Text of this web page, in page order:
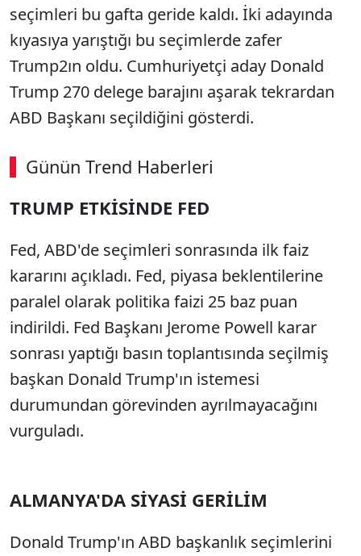
seçimleri bu gafta geride kaldı. İki adayında
kıyasıya yarıştığı bu seçimlerde zafer
Trump2ın oldu. Cumhuriyetçi aday Donald
Trump 270 delege barajını aşarak tekrardan
ABD Başkanı seçildiğini gösterdi.
Günün Trend Haberleri
00:02 / 08:43
TRUMP ETKİSİNDE FED
Fed, ABD'de seçimleri sonrasında ilk faiz
kararını açıkladı. Fed, piyasa beklentilerine
paralel olarak politika faizi 25 baz puan
indirildi. Fed Başkanı Jerome Powell karar
sonrası yaptığı basın toplantısında seçilmiş
başkan Donald Trump'ın istemesi
durumundan görevinden ayrılmayacağını
vurguladı.
ALMANYA'DA SİYASİ GERİLİM
Donald Trump'ın ABD başkanlık seçimlerini